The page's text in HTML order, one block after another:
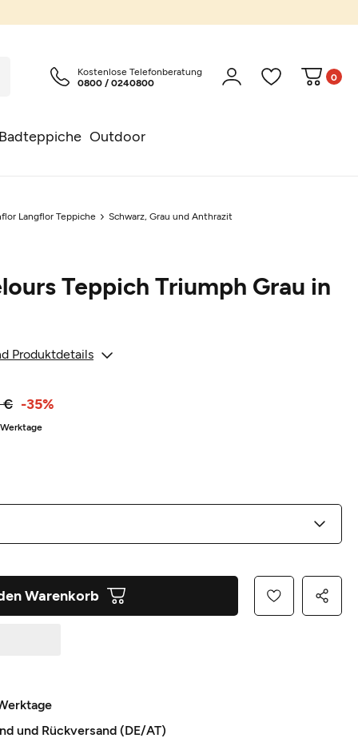
Outdoor
Kostenlose Telefonberatung
0800 / 0240800
0
Langflor Teppiche Schwarz, Grau und Anthrazit
Teppich Triumph Grau in
Produktdetails
€ -35%
Warenkorb
und Rückversand (DE/AT)